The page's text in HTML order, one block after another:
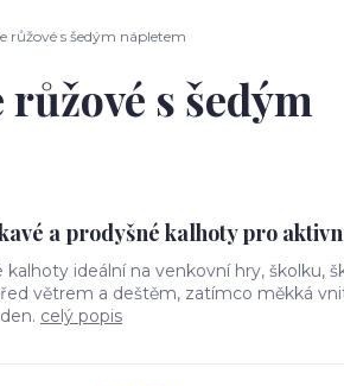
růžové s šedým nápletem
s šedým
a prodyšné kalhoty pro
kalhoty ideální na venkovní hry, školku,
větrem a deštěm, zatímco měkká
celý popis